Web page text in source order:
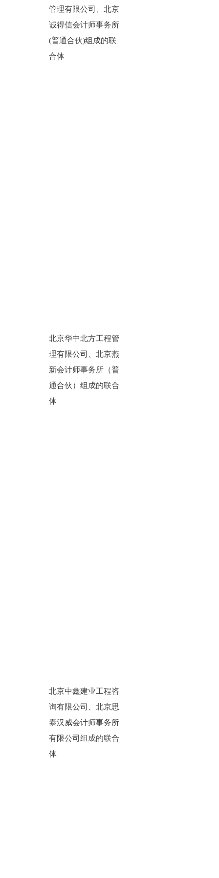
管理有限公司、北京
诚得信会计师事务所
(普通合伙)组成的联
合体
北京华中北方工程管
理有限公司、北京燕
新会计师事务所（普
通合伙）组成的联合
体
北京中鑫建业工程咨
询有限公司、北京思
泰汉威会计师事务所
有限公司组成的联合
体